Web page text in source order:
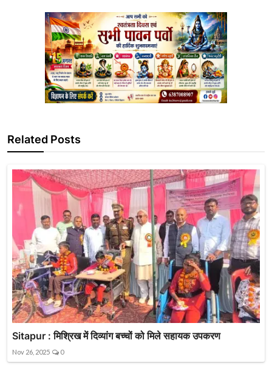
Related Posts
Sitapur : मिश्रिख में दिव्यांग बच्चों को मिले सहायक उपकरण
Nov 26, 2025 0